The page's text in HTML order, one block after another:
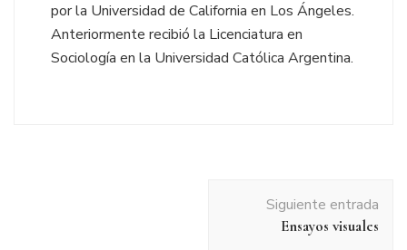
por la Universidad de California en Los Ángeles.
Anteriormente recibió la Licenciatura en
Sociología en la Universidad Católica Argentina.
Siguiente entrada
Ensayos visuales